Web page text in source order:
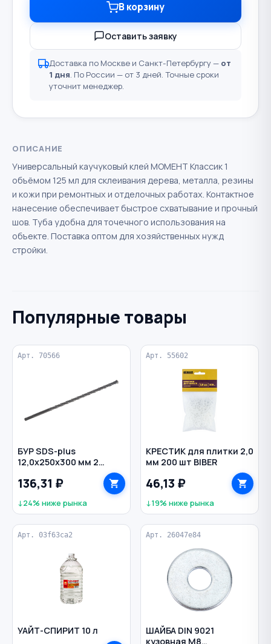
В корзину
Оставить заявку
Доставка по Москве и Санкт-Петербургу — от
1 дня. По России — от 3 дней. Точные сроки
уточнит менеджер.
ОПИСАНИЕ
Универсальный каучуковый клей МОМЕНТ Классик 1
объёмом 125 мл для склеивания дерева, металла, резины
и кожи при ремонтных и отделочных работах. Контактное
нанесение обеспечивает быстрое схватывание и прочный
шов. Туба удобна для точечного использования на
объекте. Поставка оптом для хозяйственных нужд
стройки.
Популярные товары
Арт. 70566
БУР SDS-plus
12,0х250х300 мм 2
СИБРТЕХ
136,31 ₽
↓24% ниже рынка
Арт. 55602
КРЕСТИК для плитки 2,0
мм 200 шт BIBER
46,13 ₽
↓19% ниже рынка
Арт. 03f63ca2
УАЙТ-СПИРИТ 10 л
Арт. 26047e84
ШАЙБА DIN 9021
кузовная M8